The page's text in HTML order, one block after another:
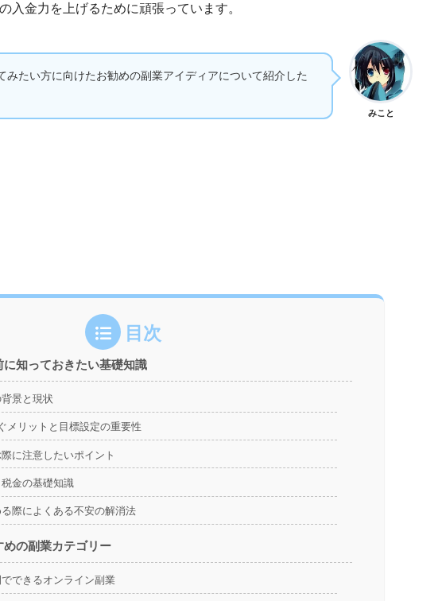
入金力を上げるために頑張っています。
みこと
みたい方に向けたお勧めの副業アイディアについて紹介した
目次
に知っておきたい基礎知識
景と現状
メリットと目標設定の重要性
に注意したいポイント
金の基礎知識
際によくある不安の解消法
めの副業カテゴリー
できるオンライン副業